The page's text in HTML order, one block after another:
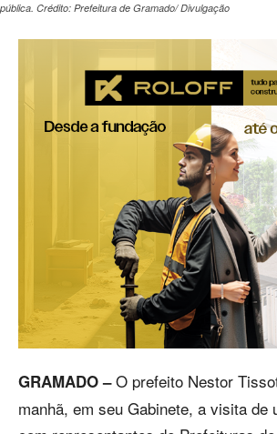
pública. Crédito: Prefeitura de Gramado/ Divulgação
GRAMADO –O prefeito Nestor
manhã, em seu Gabinete, a visita de